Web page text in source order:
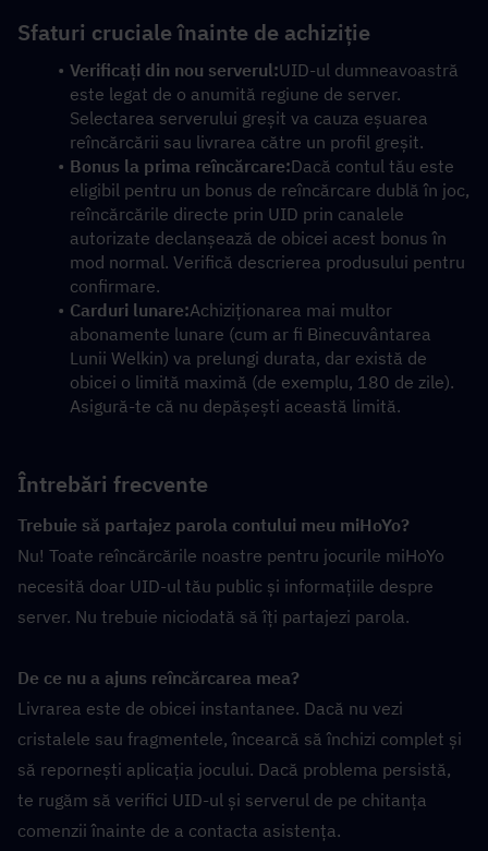
Sfaturi cruciale înainte de achiziție
Verificați din nou serverul:UID-ul dumneavoastră
este legat de o anumită regiune de server.
Selectarea serverului greșit va cauza eșuarea
reîncărcării sau livrarea către un profil greșit.
Bonus la prima reîncărcare:Dacă contul tău este
eligibil pentru un bonus de reîncărcare dublă în joc,
reîncărcările directe prin UID prin canalele
autorizate declanșează de obicei acest bonus în
mod normal. Verifică descrierea produsului pentru
confirmare.
Carduri lunare:Achiziționarea mai multor
abonamente lunare (cum ar fi Binecuvântarea
Lunii Welkin) va prelungi durata, dar există de
obicei o limită maximă (de exemplu, 180 de zile).
Asigură-te că nu depășești această limită.
Întrebări frecvente
Trebuie să partajez parola contului meu miHoYo?
Nu! Toate reîncărcările noastre pentru jocurile miHoYo
necesită doar UID-ul tău public și informațiile despre
server. Nu trebuie niciodată să îți partajezi parola.
De ce nu a ajuns reîncărcarea mea?
Livrarea este de obicei instantanee. Dacă nu vezi
cristalele sau fragmentele, încearcă să închizi complet și
să repornești aplicația jocului. Dacă problema persistă,
te rugăm să verifici UID-ul și serverul de pe chitanța
comenzii înainte de a contacta asistența.